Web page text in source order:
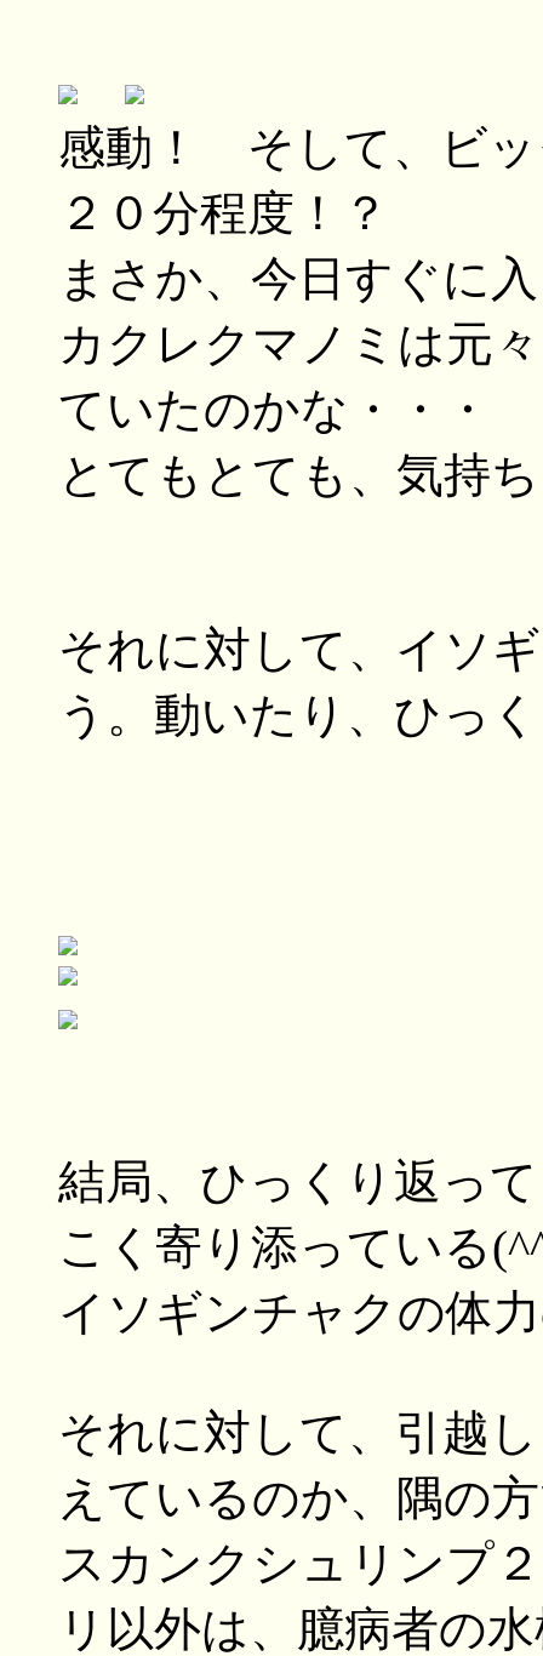
感動！ そして、ビ
２０分程度！？
まさか、今日すぐに
カクレクマノミは元
ていたのかな・・・
とてもとても、気持
それに対して、イソ
う。動いたり、ひっ
結局、ひっくり返っ
こく寄り添っている
イソギンチャクの体
それに対して、引越
えているのか、隅の
スカンクシュリンプ
リ以外は、臆病者の